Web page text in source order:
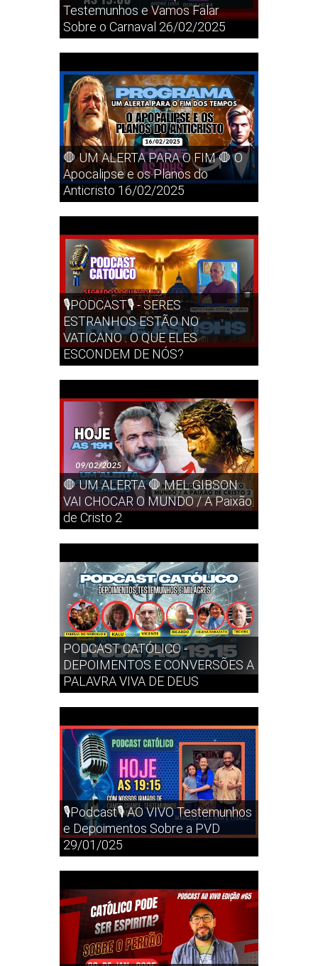
Testemunhos e Vamos Falar
Sobre o Carnaval 26/02/2025
🛑 UM ALERTA PARA O FIM 🛑 O
Apocalipse e os Planos do
Anticristo 16/02/2025
🎙️PODCAST🎙️ - SERES
ESTRANHOS ESTÃO NO
VATICANO . O QUE ELES
ESCONDEM DE NÓS?
🛑 UM ALERTA 🛑 MEL GIBSON
VAI CHOCAR O MUNDO / A Paixão
de Cristo 2
PODCAST CATÓLICO -
DEPOIMENTOS E CONVERSÕES A
PALAVRA VIVA DE DEUS
🎙️Podcast🎙️ AO VIVO Testemunhos
e Depoimentos Sobre a PVD
29/01/025